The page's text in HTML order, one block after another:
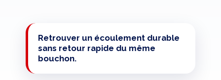
Retrouver un écoulement durable
sans retour rapide du même
bouchon.